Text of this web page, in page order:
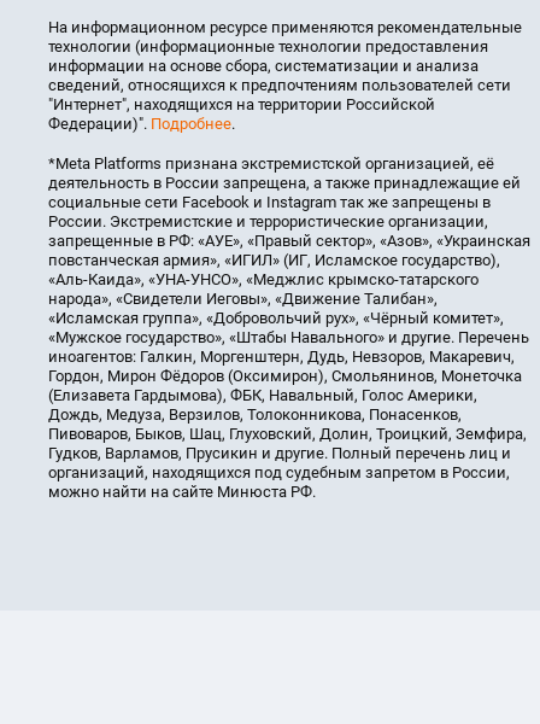
На информационном ресурсе применяются рекомендательные
технологии (информационные технологии предоставления
информации на основе сбора, систематизации и анализа
сведений, относящихся к предпочтениям пользователей сети
"Интернет", находящихся на территории Российской
Федерации)". Подробнее.
*Meta Platforms признана экстремистской организацией, её
деятельность в России запрещена, а также принадлежащие ей
социальные сети Facebook и Instagram так же запрещены в
России. Экстремистские и террористические организации,
запрещенные в РФ: «АУЕ», «Правый сектор», «Азов», «Украинская
повстанческая армия», «ИГИЛ» (ИГ, Исламское государство),
«Аль-Каида», «УНА-УНСО», «Меджлис крымско-татарского
народа», «Свидетели Иеговы», «Движение Талибан»,
«Исламская группа», «Добровольчий рух», «Чёрный комитет»,
«Мужское государство», «Штабы Навального» и другие. Перечень
иноагентов: Галкин, Моргенштерн, Дудь, Невзоров, Макаревич,
Гордон, Мирон Фёдоров (Оксимирон), Смольянинов, Монеточка
(Елизавета Гардымова), ФБК, Навальный, Голос Америки,
Дождь, Медуза, Верзилов, Толоконникова, Понасенков,
Пивоваров, Быков, Шац, Глуховский, Долин, Троицкий, Земфира,
Гудков, Варламов, Прусикин и другие. Полный перечень лиц и
организаций, находящихся под судебным запретом в России,
можно найти на сайте Минюста РФ.